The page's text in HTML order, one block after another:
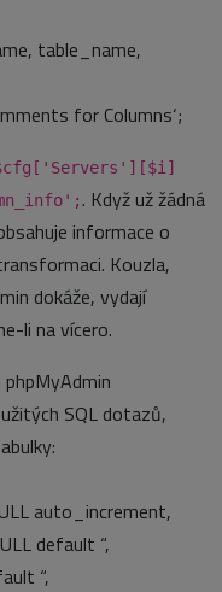
table_name,
for Columns‘;
. Když už žádná
informace o
Kouzla,
dokáže, vydají
li na vícero.
SQL dotazů,
auto_increment,
default “,
“,